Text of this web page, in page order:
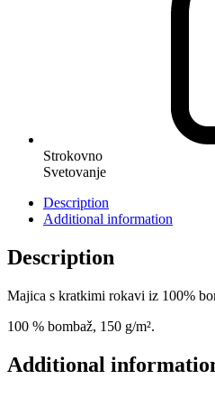
Strokovno
Svetovanje
Description
Additional information
Description
Majica s kratkimi rokavi iz 100%
100 % bombaž, 150 g/m².
Additional